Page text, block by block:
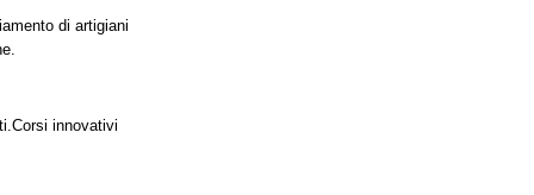
di artigiani
Corsi innovativi